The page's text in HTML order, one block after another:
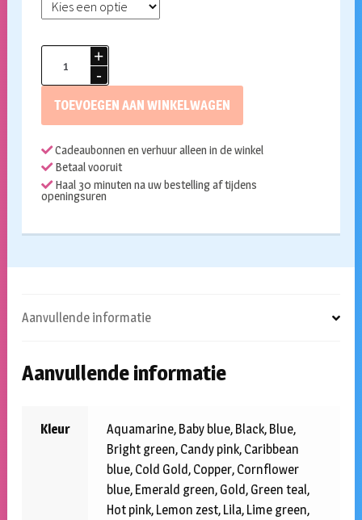
Heliumballon
metallic
stuk
aantal
TOEVOEGEN AAN WINKELWAGEN
Cadeaubonnen en verhuur alleen in de winkel
Betaal vooruit
Haal 30 minuten na uw bestelling af tijdens
openingsuren
Aanvullende informatie
Aanvullende informatie
Kleur
Aquamarine, Baby blue, Black, Blue,
Bright green, Candy pink, Caribbean
blue, Cold Gold, Copper, Cornflower
blue, Emerald green, Gold, Green teal,
Hot pink, Lemon zest, Lila, Lime green,